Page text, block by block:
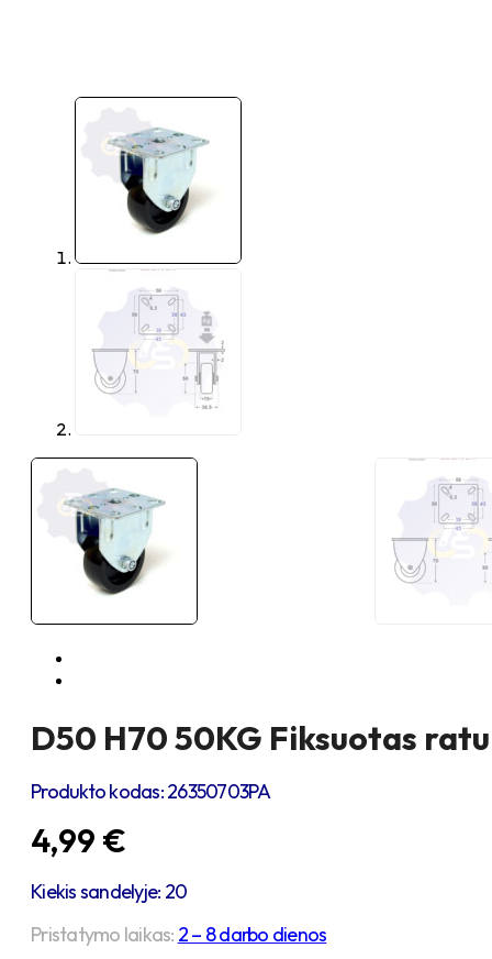
D50 H70 50KG Fiksuotas
Produkto kodas:26350703PA
4,99 €
Kiekis sandelyje: 20
Pristatymo laikas: 2 – 8 darbo dienos